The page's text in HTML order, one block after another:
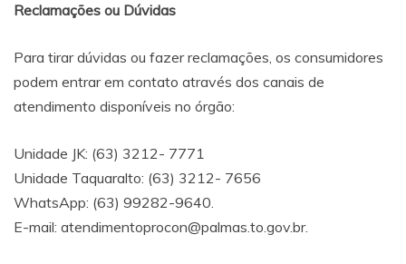
Reclamações ou Dúvidas
Para tirar dúvidas ou fazer reclamações, os consumidores
podem entrar em contato através dos canais de
atendimento disponíveis no órgão:
Unidade JK: (63) 3212- 7771
Unidade Taquaralto: (63) 3212- 7656
WhatsApp: (63) 99282-9640.
E-mail: atendimentoprocon@palmas.to.gov.br.